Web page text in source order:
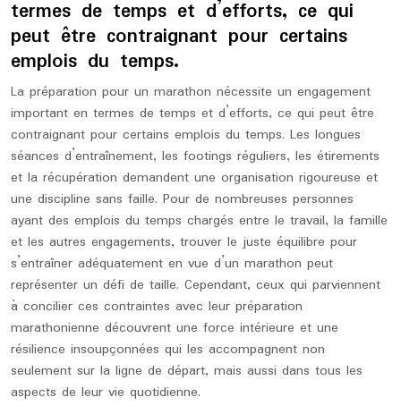
termes de temps et d’efforts, ce qui
peut être contraignant pour certains
emplois du temps.
La préparation pour un marathon nécessite un engagement
important en termes de temps et d’efforts, ce qui peut être
contraignant pour certains emplois du temps. Les longues
séances d’entraînement, les footings réguliers, les étirements
et la récupération demandent une organisation rigoureuse et
une discipline sans faille. Pour de nombreuses personnes
ayant des emplois du temps chargés entre le travail, la famille
et les autres engagements, trouver le juste équilibre pour
s’entraîner adéquatement en vue d’un marathon peut
représenter un défi de taille. Cependant, ceux qui parviennent
à concilier ces contraintes avec leur préparation
marathonienne découvrent une force intérieure et une
résilience insoupçonnées qui les accompagnent non
seulement sur la ligne de départ, mais aussi dans tous les
aspects de leur vie quotidienne.